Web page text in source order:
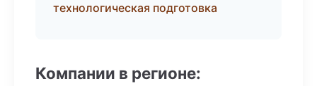
технологическая подготовка
Компании в регионе: